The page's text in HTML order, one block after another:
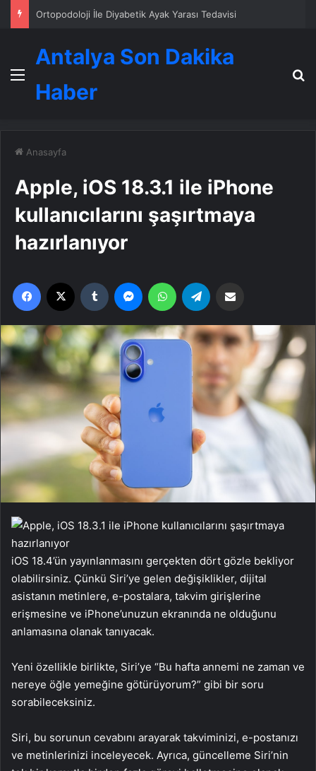
Zihnin Gizemli Sınırları ve Ötesi : Nasılnedir.com
Menü
Antalya Son Dakika
Haber
Anasayfa
Apple, iOS 18.3.1 ile iPhone
kullanıcılarını şaşırtmaya
hazırlanıyor
Facebook Tumblr MessengerWhatsApp
iOS 18.4’ün yayınlanmasını gerçekten dört gözle bekliyor
olabilirsiniz. Çünkü Siri’ye gelen değişiklikler, dijital
asistanın metinlere, e-postalara, takvim girişlerine
erişmesine ve iPhone’unuzun ekranında ne olduğunu
anlamasına olanak tanıyacak.
Yeni özellikle birlikte, Siri’ye “Bu hafta annemi ne zaman ve
nereye öğle yemeğine götürüyorum?” gibi bir soru
sorabileceksiniz.
Siri, bu sorunun cevabını arayarak takviminizi, e-postanızı
ve metinlerinizi inceleyecek. Ayrıca, güncelleme Siri’nin